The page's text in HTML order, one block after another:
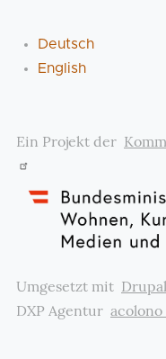
Deutsch
English
Ein Projekt der
Umgesetzt mit
DXP Agentur acolono